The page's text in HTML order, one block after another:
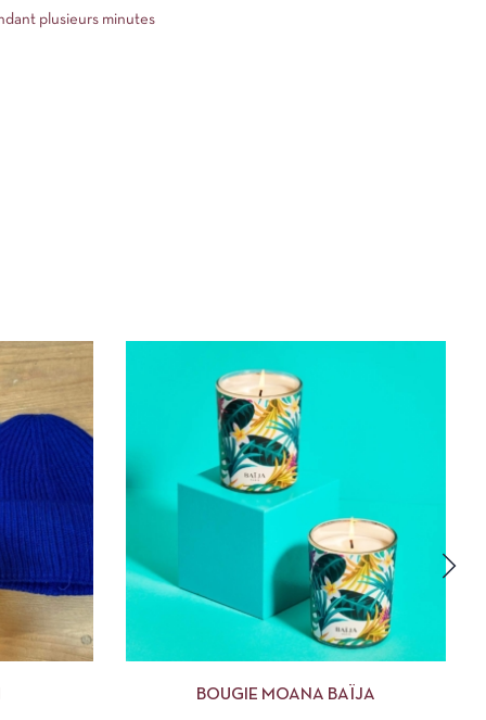
plusieurs minutes
OPTIONS AJOUTER AU PANIER
BOUGIE MOANA BAÏJA